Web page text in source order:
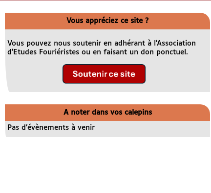
Vous appréciez ce site ?
Vous pouvez nous soutenir en adhérant à l’Association
d’Etudes Fouriéristes ou en faisant un don ponctuel.
A noter dans vos calepins
Pas d’évènements à venir